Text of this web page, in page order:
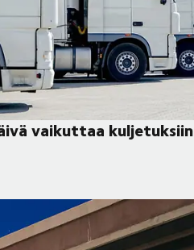
vaikuttaa kuljetuksiin
kuljetuksiin 4.6.2026